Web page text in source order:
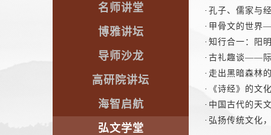
名师讲堂
博雅讲坛
导师沙龙
高研院讲坛
海智启航
弘文学堂
· 孔子、儒家与
· 甲骨文的世界
· 知行合一：阳
· 古礼趣谈——际
· 走出黑暗森林
·
《诗经》的文
· 中国古代的天
· 弘扬传统文化